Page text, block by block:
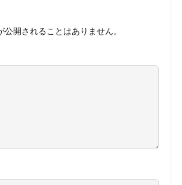
公開されることはありません。